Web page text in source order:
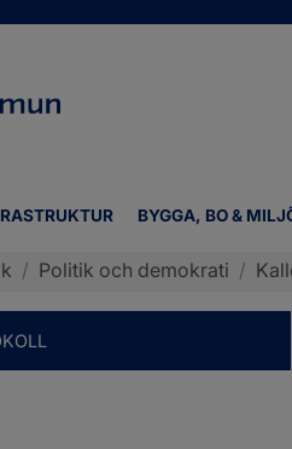
BYGGA, BO &
/ Politik och demokrati /